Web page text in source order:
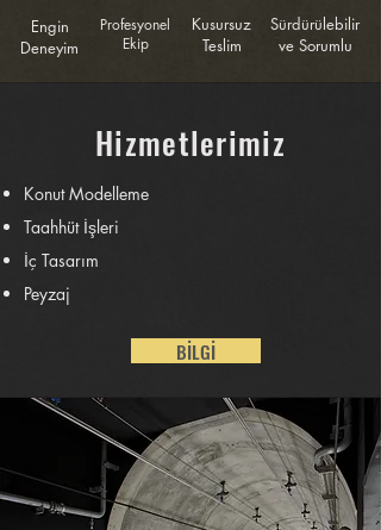
Engin
Deneyim
Profesyonel
Ekip
Kusursuz
Teslim
Sürdürülebilir
ve Sorumlu
Hizmetlerimiz
Konut Modelleme
Taahhüt İşleri
İç Tasarım
Peyzaj
BİLGİ